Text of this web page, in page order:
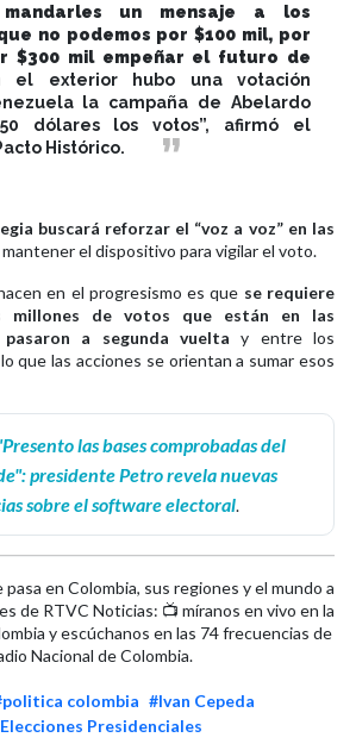
un mensaje a los
no podemos por $100 mil, por
$300 mil empeñar el futuro de
el exterior hubo una votación
la campaña de Abelardo
dólares los votos”, afirmó el
Histórico.
buscará reforzar el “voz a voz” en las
mantener el dispositivo para vigilar el voto.
en el progresismo es que se requiere
millones de votos que están en las
a segunda vuelta y entre los
que las acciones se orientan a sumar esos
las bases comprobadas del
presidente Petro revela nuevas
sobre el software electoral.
en Colombia, sus regiones y el mundo a
de RTVC Noticias: 📺 míranos en vivo en la
y escúchanos en las 74 frecuencias de
Nacional de Colombia.
colombia #Ivan Cepeda
Presidenciales